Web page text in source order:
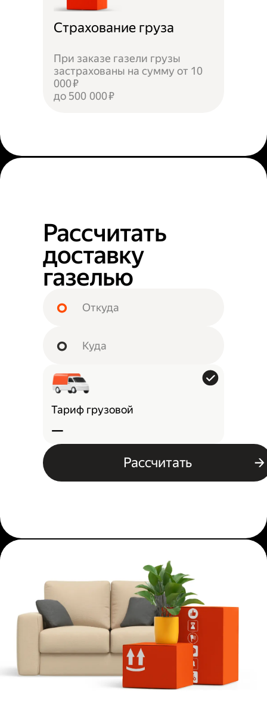
Страхование груза
При заказе газели грузы
застрахованы на сумму от 10
000 ₽
до 500 000 ₽
Рассчитать
доставку
газелью
Тариф грузовой
—
Рассчитать